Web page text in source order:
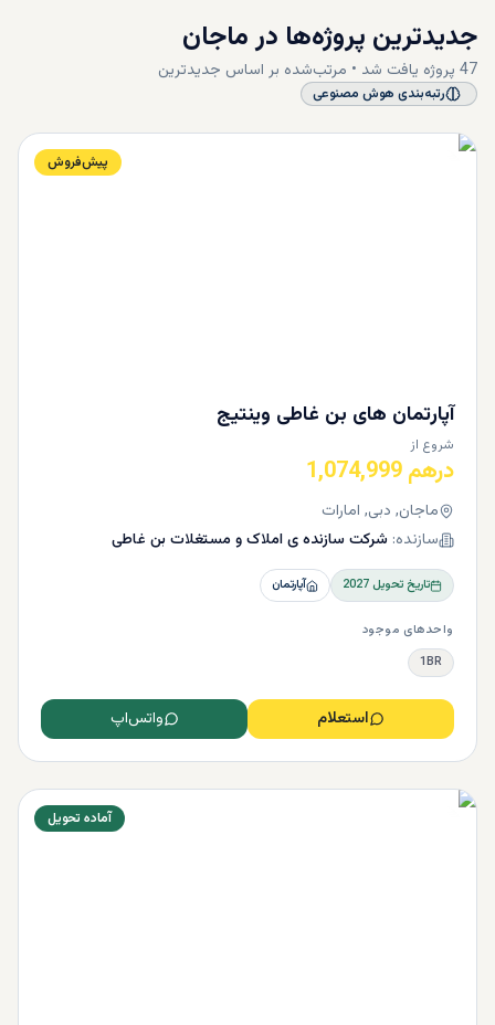
جدیدترین پروژه‌ها درماجان
47 پروژه یافت شد • مرتب‌شده بر اساس جدیدترین
رتبه‌بندی هوش مصنوعی
پیش‌فروش
آپارتمان‌ های بن ‌غاطی وینتیج
شروع از
درهم 1,074,999
ماجان, دبی, امارات
سازنده: شرکت سازنده ی املاک و مستغلات بن غاطی
تاریخ تحویل2027 آپارتمان
واحدهای موجود
1BR
استعلام واتس‌اپ
آماده تحویل